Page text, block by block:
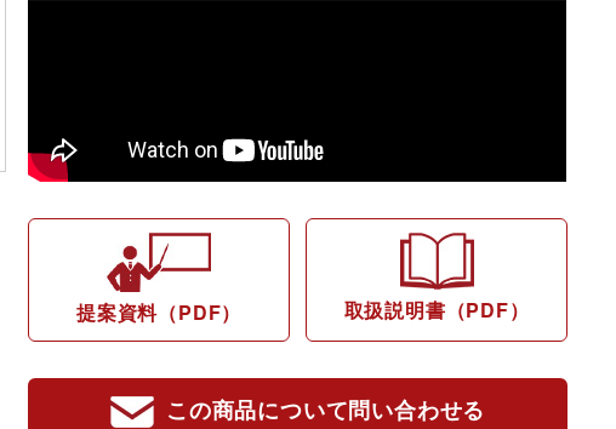
提案資料（PDF） 取扱説明書（PDF）
この商品について問い合わせる